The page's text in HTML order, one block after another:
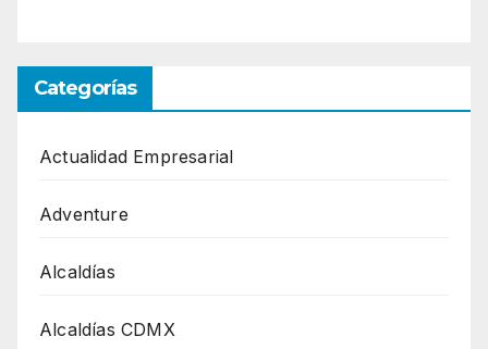
Categorías
Actualidad Empresarial
Adventure
Alcaldías
Alcaldías CDMX